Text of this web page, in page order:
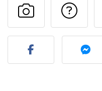
Publier